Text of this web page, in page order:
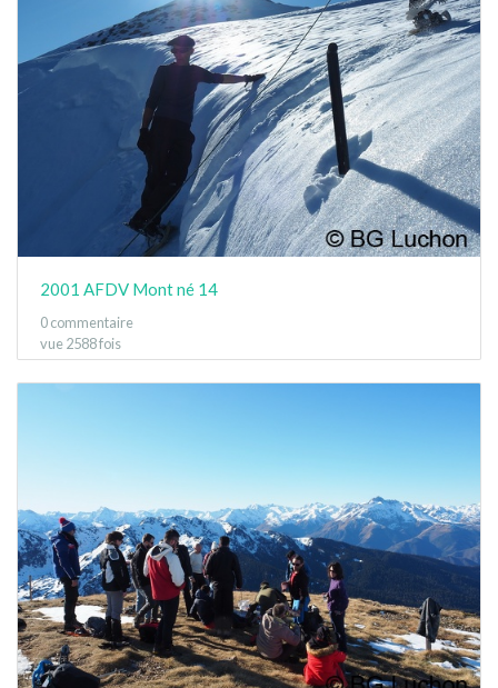
2001 AFDV Mont né 14
0 commentaire
vue 2588 fois